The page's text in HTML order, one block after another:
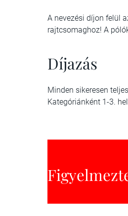
A nevezési díjon felül
rajtcsomaghoz! A
Díjazás
Minden sikeresen
Kategóriánként 1-3.